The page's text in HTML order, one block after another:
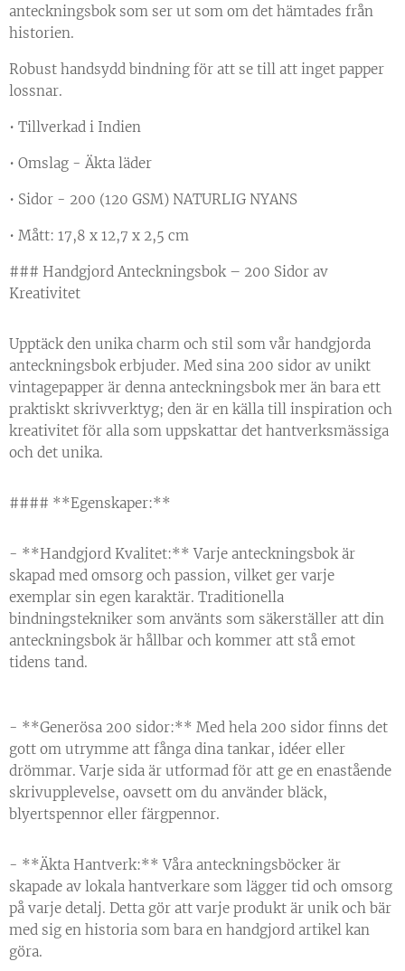
anteckningsbok som ser ut som om det hämtades från
historien.
Robust handsydd bindning för att se till att inget papper
lossnar.
• Tillverkad i Indien
• Omslag - Äkta läder
• Sidor - 200 (120 GSM) NATURLIG NYANS
• Mått: 17,8 x 12,7 x 2,5 cm
### Handgjord Anteckningsbok – 200 Sidor av
Kreativitet
Upptäck den unika charm och stil som vår handgjorda
anteckningsbok erbjuder. Med sina 200 sidor av unikt
vintagepapper är denna anteckningsbok mer än bara ett
praktiskt skrivverktyg; den är en källa till inspiration och
kreativitet för alla som uppskattar det hantverksmässiga
och det unika.
#### **Egenskaper:**
- **Handgjord Kvalitet:** Varje anteckningsbok är
skapad med omsorg och passion, vilket ger varje
exemplar sin egen karaktär. Traditionella
bindningstekniker som använts som säkerställer att din
anteckningsbok är hållbar och kommer att stå emot
tidens tand.
- **Generösa 200 sidor:** Med hela 200 sidor finns det
gott om utrymme att fånga dina tankar, idéer eller
drömmar. Varje sida är utformad för att ge en enastående
skrivupplevelse, oavsett om du använder bläck,
blyertspennor eller färgpennor.
- **Äkta Hantverk:** Våra anteckningsböcker är
skapade av lokala hantverkare som lägger tid och omsorg
på varje detalj. Detta gör att varje produkt är unik och bär
med sig en historia som bara en handgjord artikel kan
göra.